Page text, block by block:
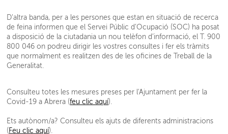
D'altra banda, per a les persones que estan en situació de recerca
de feina informen que el Servei Públic d’Ocupació (SOC) ha posat
a disposició de la ciutadania un nou telèfon d’informació, el T. 900
800 046 on podreu dirigir les vostres consultes i fer els tràmits
que normalment es realitzen des de les oficines de Treball de la
Generalitat.
Consulteu totes les mesures preses per l'Ajuntament per fer la
Covid-19 a Abrera (feu clic aquí).
Ets autònom/a? Consulteu els ajuts de diferents administracions
( Feu clic aquí).